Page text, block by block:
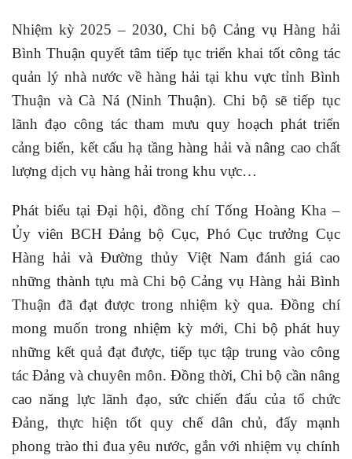
Nhiệm kỳ 2025 – 2030, Chi bộ Cảng vụ Hàng hải
Bình Thuận quyết tâm tiếp tục triển khai tốt công tác
quản lý nhà nước về hàng hải tại khu vực tỉnh Bình
Thuận và Cà Ná (Ninh Thuận). Chi bộ sẽ tiếp tục
lãnh đạo công tác tham mưu quy hoạch phát triển
cảng biển, kết cấu hạ tầng hàng hải và nâng cao chất
lượng dịch vụ hàng hải trong khu vực…
Phát biểu tại Đại hội, đồng chí Tống Hoàng Kha –
Ủy viên BCH Đảng bộ Cục, Phó Cục trưởng Cục
Hàng hải và Đường thủy Việt Nam đánh giá cao
những thành tựu mà Chi bộ Cảng vụ Hàng hải Bình
Thuận đã đạt được trong nhiệm kỳ qua. Đồng chí
mong muốn trong nhiệm kỳ mới, Chi bộ phát huy
những kết quả đạt được, tiếp tục tập trung vào công
tác Đảng và chuyên môn. Đồng thời, Chi bộ cần nâng
cao năng lực lãnh đạo, sức chiến đấu của tổ chức
Đảng, thực hiện tốt quy chế dân chủ, đẩy mạnh
phong trào thi đua yêu nước, gắn với nhiệm vụ chính